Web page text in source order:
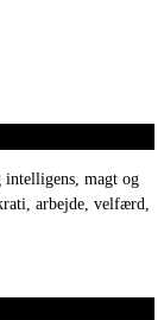
intelligens, magt og
arbejde, velfærd,